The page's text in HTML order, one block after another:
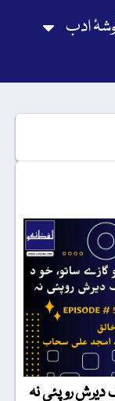
ادب
دیرش روپئی نہ